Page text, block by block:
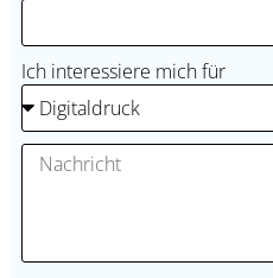
Ich interessiere mich für